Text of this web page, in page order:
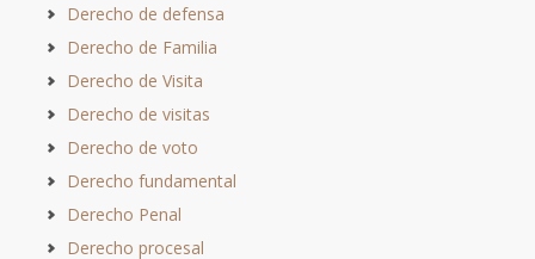
Derecho de defensa
Derecho de Familia
Derecho de Visita
Derecho de visitas
Derecho de voto
Derecho fundamental
Derecho Penal
Derecho procesal